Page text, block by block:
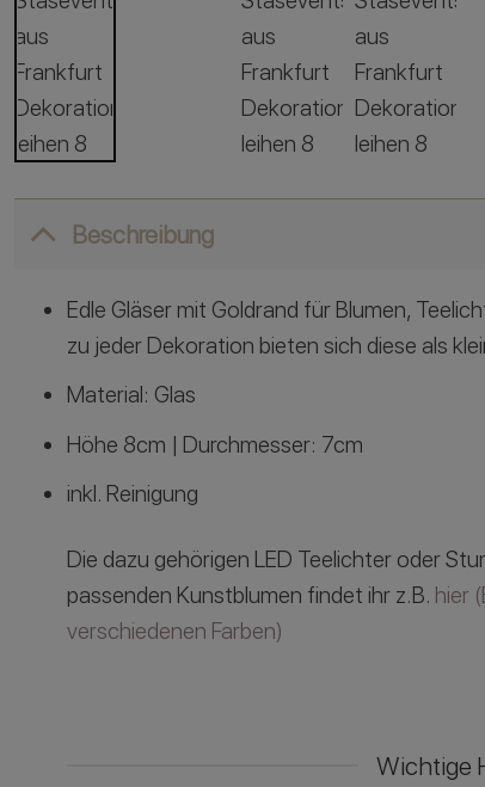
Beschreibung
Edle Gläser mit Goldrand für Blumen,
zu jeder Dekoration bieten sich diese als
Material: Glas
Höhe 8cm | Durchmesser: 7cm
inkl. Reinigung
Die dazu gehörigen LED Teelichter oder
passenden Kunstblumen findet ihr z.B. hier
verschiedenen Farben)
Wichtige